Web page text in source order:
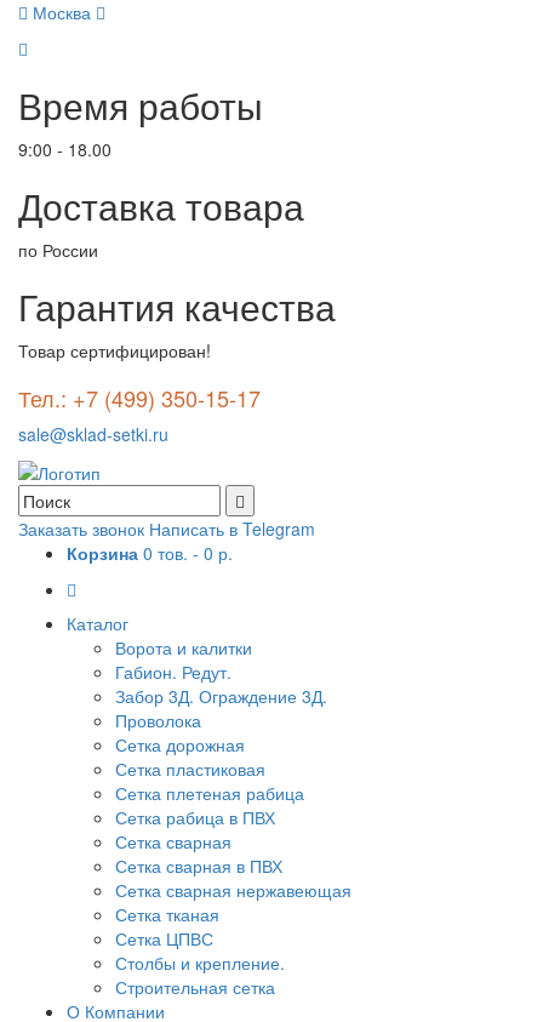
Москва
Время работы
9:00 - 18.00
Доставка товара
по России
Гарантия качества
Товар сертифицирован!
Тел.: +7 (499) 350-15-17
sale@sklad-setki.ru
Заказать звонок Написать в Telegram
Корзина 0 тов. - 0 р.
Каталог
Ворота и калитки
Габион. Редут.
Забор 3Д. Ограждение 3Д.
Проволока
Сетка дорожная
Сетка пластиковая
Сетка плетеная рабица
Сетка рабица в ПВХ
Сетка сварная
Сетка сварная в ПВХ
Сетка сварная нержавеющая
Сетка тканая
Сетка ЦПВС
Столбы и крепление.
Строительная сетка
О Компании